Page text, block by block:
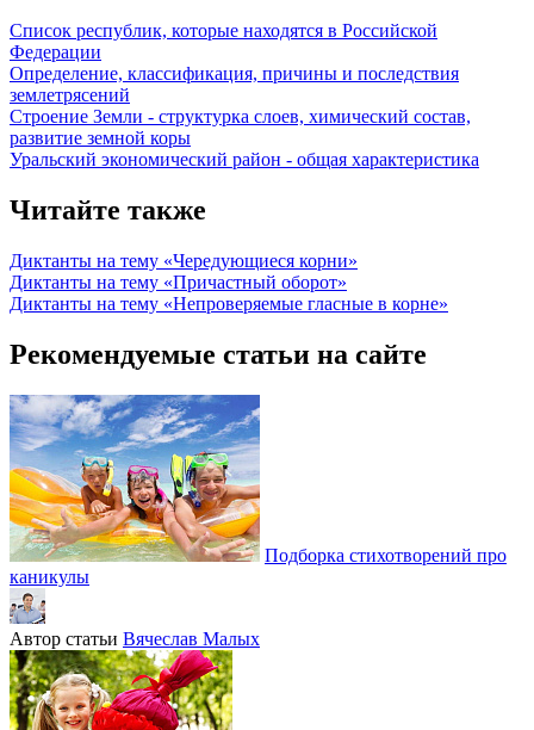
Список республик, которые находятся в Российской
Федерации
Определение, классификация, причины и последствия
землетрясений
Строение Земли - структурка слоев, химический состав,
развитие земной коры
Уральский экономический район - общая характеристика
Читайте также
Диктанты на тему «Чередующиеся корни»
Диктанты на тему «Причастный оборот»
Диктанты на тему «Непроверяемые гласные в корне»
Рекомендуемые статьи на сайте
Подборка стихотворений про
каникулы
Автор статьи Вячеслав Малых